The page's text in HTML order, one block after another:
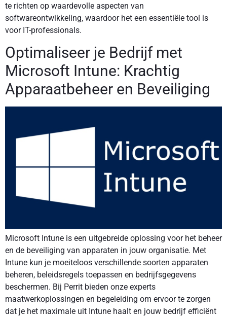
te richten op waardevolle aspecten van
softwareontwikkeling, waardoor het een essentiële tool is
voor IT-professionals.
Optimaliseer je Bedrijf met
Microsoft Intune: Krachtig
Apparaatbeheer en Beveiliging
Microsoft Intune is een uitgebreide oplossing voor het beheer
en de beveiliging van apparaten in jouw organisatie. Met
Intune kun je moeiteloos verschillende soorten apparaten
beheren, beleidsregels toepassen en bedrijfsgegevens
beschermen. Bij Perrit bieden onze experts
maatwerkoplossingen en begeleiding om ervoor te zorgen
dat je het maximale uit Intune haalt en jouw bedrijf efficiënt